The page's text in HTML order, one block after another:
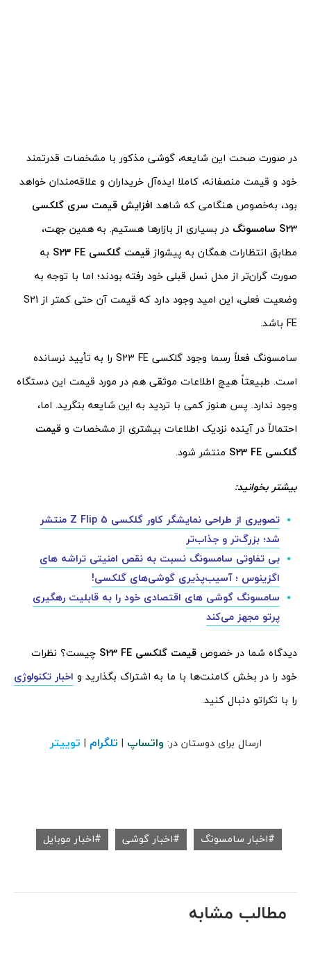
در صورت صحت این شایعه، گوشی مذکور با مشخصات قدرتمند
خود و قیمت منصفانه، کاملا ایده‌آل خریداران و علاقه‌مندان خواهد
بود، به‌خصوص هنگامی که شاهد افزایش قیمت سری گلکسی
S23 سامسونگ در بسیاری از بازارها هستیم. به همین جهت،
مطابق انتظارات همگان به پیشواز قیمت گلکسی
به
صورت گران‌تر از مدل نسل قبلی خود رفته بودند؛ اما با توجه به
وضعیت فعلی، این امید وجود دارد که قیمت آن حتی کمتر از S21
FE باشد.
سامسونگ فعلاً رسما وجود گلکسی S23 FE را به تأیید نرسانده
است. طبیعتاً هیچ اطلاعات موثقی هم در مورد قیمت این دستگاه
وجود ندارد. پس هنوز کمی با تردید به این شایعه بنگرید. اما،
احتمالاً در آینده نزدیک اطلاعات بیشتری از مشخصات و قیمت
گلکسی S23 FE منتشر شود.
بیشتر بخوانید:
تصویری از طراحی نمایشگر کاور گلکسی Z Flip 5 منتشر
شد؛ بزرگ‌تر و جذاب‌تر
بی تفاوتی سامسونگ نسبت به نقص امنیتی تراشه های
اگزینوس ؛ آسیب‌پذیری گوشی‌های گلکسی!
سامسونگ گوشی های اقتصادی خود را به قابلیت رهگیری
پرتو مجهز می‌کند
دیدگاه شما در خصوص قیمت گلکسی S23 FE چیست؟ نظرات
خود را در بخش کامنت‌ها با ما به اشتراک بگذارید و اخبار تکنولوژی
را با تکراتو دنبال کنید.
ارسال برای دوستان در: واتساپ | تلگرام | توییتر
اخبار سامسونگ اخبار گوشی اخبار موبایل
مطالب مشابه